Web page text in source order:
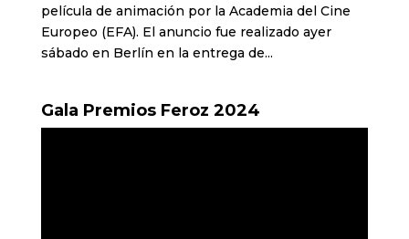
película de animación por la Academia del Cine
Europeo (EFA). El anuncio fue realizado ayer
sábado en Berlín en la entrega de...
Gala Premios Feroz 2024